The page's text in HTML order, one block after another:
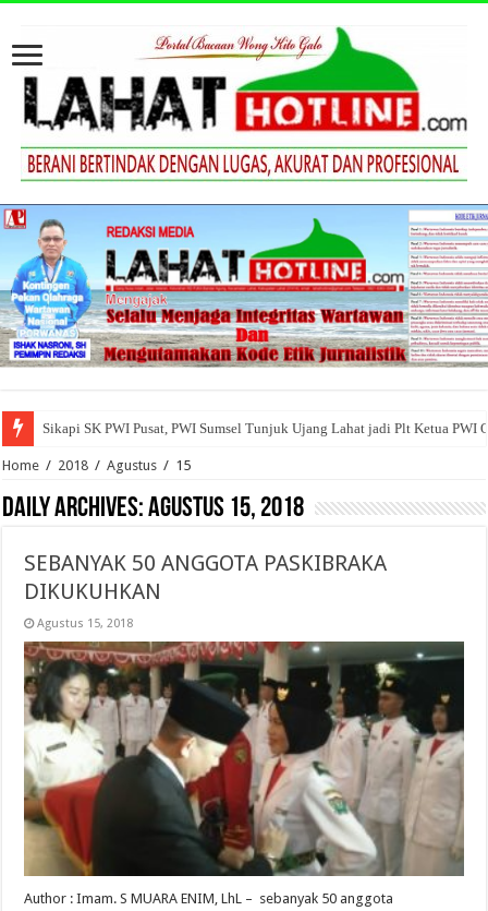
Sikapi SK PWI Pusat, PWI Sumsel Tunjuk Ujang Lahat jadi Plt Ketua PWI
Home / 2018 / Agustus / 15
Daily Archives:Agustus 15, 2018
SEBANYAK 50 ANGGOTA PASKIBRAKA
DIKUKUHKAN
Agustus 15, 2018
Author : Imam. S MUARA ENIM, LhL – sebanyak 50 anggota